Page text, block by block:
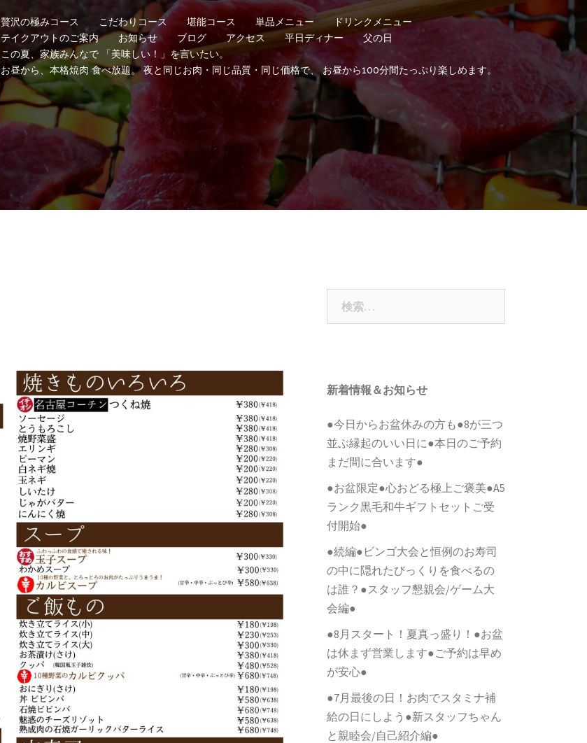
贅沢の極みコース こだわりコース 堪能コース 単品メニュー
ドリンクメニュー
テイクアウトのご案内
お知らせ ブログ アクセス 平日ディナー
父の日
この夏、家族みんなで 「美味しい！」を言いたい。
お昼から、本格焼肉 食べ放題。 夜と同じお肉・同じ品質・同じ価格で、 お昼から100分間たっぷり楽しめます。
新着情報＆お知らせ
●今日からお盆休みの方も●8が三つ
並ぶ縁起のいい日に●本日のご予約
まだ間に合います●
●お盆限定●心おどる極上ご褒美●A5
ランク黒毛和牛ギフトセットご受
付開始●
●続編●ビンゴ大会と恒例のお寿司
の中に隠れたびっくりを食べるの
は誰？●スタッフ懇親会/ゲーム大
会編●
●8月スタート！夏真っ盛り！●お盆
は休まず営業します●ご予約は早め
が安心●
●7月最後の日！お肉でスタミナ補
給の日にしよう●新スタッフちゃん
と親睦会/自己紹介編●